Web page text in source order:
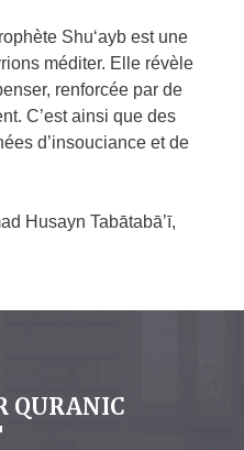
Shu‘ayb est une
méditer. Elle révèle
renforcée par de
C’est ainsi que des
d’insouciance et de
Husayn Tabātabā’ī,
QURANIC